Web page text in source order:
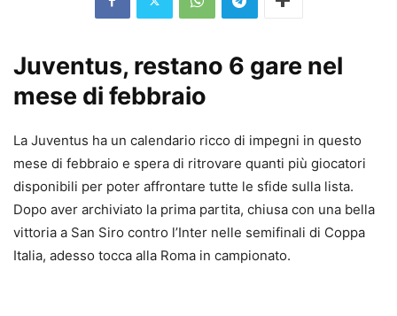
Juventus, restano 6 gare nel
mese di febbraio
La Juventus ha un calendario ricco di impegni in questo
mese di febbraio e spera di ritrovare quanti più giocatori
disponibili per poter affrontare tutte le sfide sulla lista.
Dopo aver archiviato la prima partita, chiusa con una bella
vittoria a San Siro contro l’Inter nelle semifinali di Coppa
Italia, adesso tocca alla Roma in campionato.